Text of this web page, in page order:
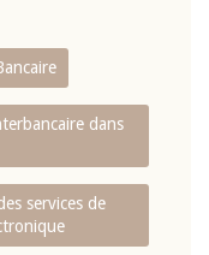
dans
services de